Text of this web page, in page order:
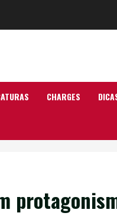
CHARGES